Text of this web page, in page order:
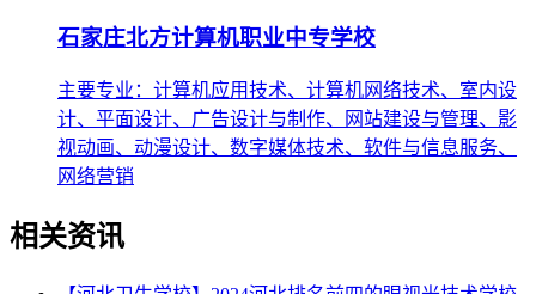
石家庄北方计算机职业中专学校
主要专业：计算机应用技术、计算机网络技术、室内设
计、平面设计、广告设计与制作、网站建设与管理、影
视动画、动漫设计、数字媒体技术、软件与信息服务、
网络营销
相关资讯